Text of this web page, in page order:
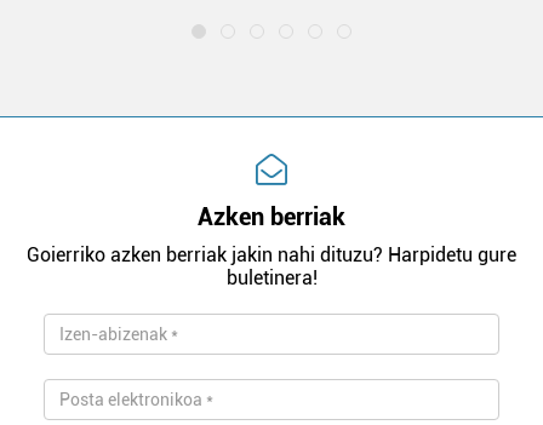
Azken berriak
Goierriko azken berriak jakin nahi dituzu? Harpidetu gure
buletinera!